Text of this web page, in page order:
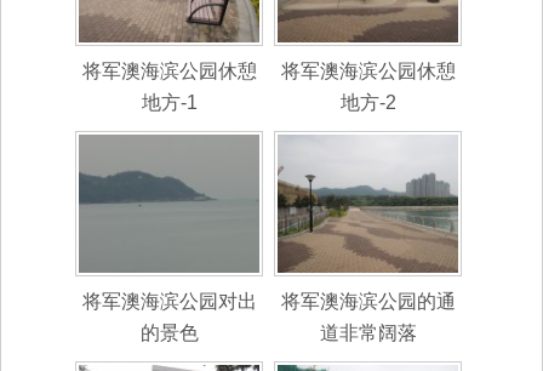
将军澳海滨公园休憩
地方-1
将军澳海滨公园休憩
地方-2
将军澳海滨公园对出
的景色
将军澳海滨公园的通
道非常阔落